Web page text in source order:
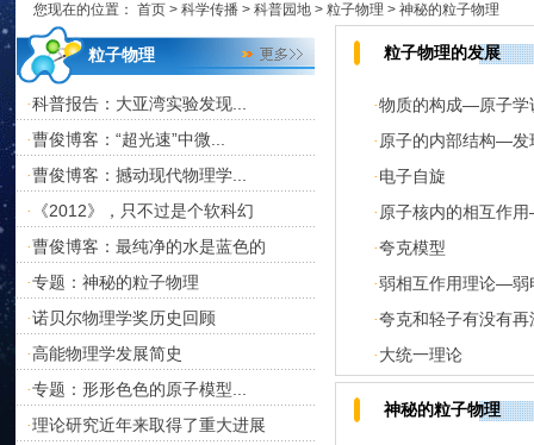
您现在的位置： 首页> 科学传播> 科普园地> 粒子物理 > 神秘的粒子物理
粒子物理
·科普报告：大亚湾实验发现...
·曹俊博客：“超光速”中微...
·曹俊博客：撼动现代物理学...
· 《2012》，只不过是个软科幻
·曹俊博客：最纯净的水是蓝色的
·专题：神秘的粒子物理
·诺贝尔物理学奖历史回顾
·高能物理学发展简史
·专题：形形色色的原子模型...
·理论研究近年来取得了重大进展
粒子物理的发展
·物质的构成—原子
· 原子的内部结构—
· 电子自旋
· 原子核内的相互作
·夸克模型
·弱相互作用理论—弱
·夸克和轻子有没有
· 大统一理论
神秘的粒子物理